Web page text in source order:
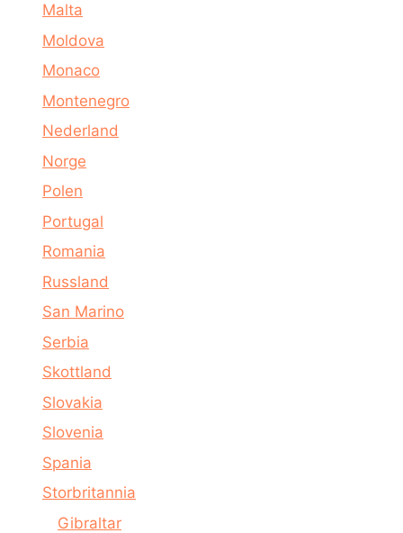
Malta
Moldova
Monaco
Montenegro
Nederland
Norge
Polen
Portugal
Romania
Russland
San Marino
Serbia
Skottland
Slovakia
Slovenia
Spania
Storbritannia
Gibraltar